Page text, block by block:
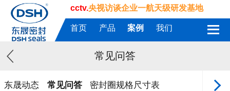
cctv.央视访谈企业一航天级研发基地
首页 产品 案例 我们
常见问答
东晟动态 常见问答 密封圈规格尺寸表